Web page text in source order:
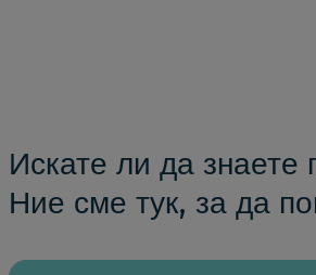
Искате ли да знаете
Ние сме тук, за да